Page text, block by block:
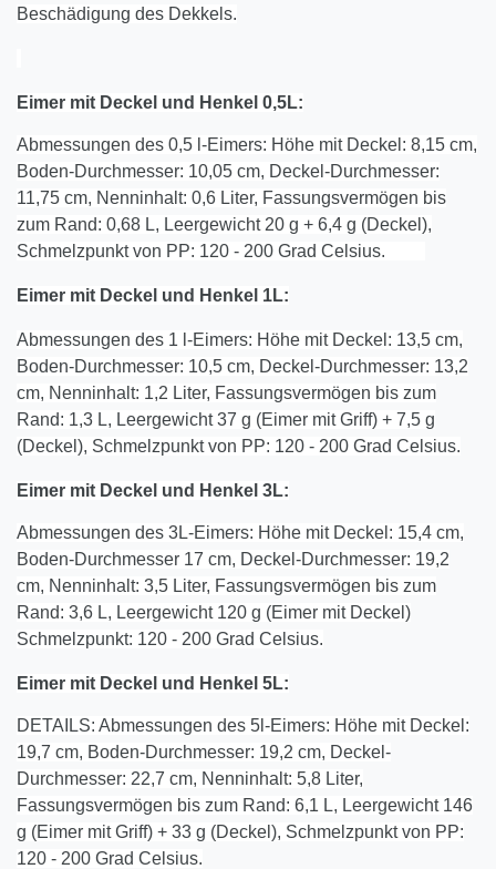
Beschädigung des Dekkels.
Eimer mit Deckel und Henkel 0,5L:
Abmessungen des 0,5 l-Eimers: Höhe mit Deckel: 8,15 cm,
Boden-Durchmesser: 10,05 cm, Deckel-Durchmesser:
11,75 cm, Nenninhalt: 0,6 Liter, Fassungsvermögen bis
zum Rand: 0,68 L, Leergewicht 20 g + 6,4 g (Deckel),
Schmelzpunkt von PP: 120 - 200 Grad Celsius.
Eimer mit Deckel und Henkel 1L:
Abmessungen des 1 l-Eimers: Höhe mit Deckel: 13,5 cm,
Boden-Durchmesser: 10,5 cm, Deckel-Durchmesser: 13,2
cm, Nenninhalt: 1,2 Liter, Fassungsvermögen bis zum
Rand: 1,3 L, Leergewicht 37 g (Eimer mit Griff) + 7,5 g
(Deckel), Schmelzpunkt von PP: 120 - 200 Grad Celsius.
Eimer mit Deckel und Henkel 3L:
Abmessungen des 3L-Eimers: Höhe mit Deckel: 15,4 cm,
Boden-Durchmesser 17 cm, Deckel-Durchmesser: 19,2
cm, Nenninhalt: 3,5 Liter, Fassungsvermögen bis zum
Rand: 3,6 L, Leergewicht 120 g (Eimer mit Deckel)
Schmelzpunkt: 120 - 200 Grad Celsius.
Eimer mit Deckel und Henkel 5L:
DETAILS: Abmessungen des 5l-Eimers: Höhe mit Deckel:
19,7 cm, Boden-Durchmesser: 19,2 cm, Deckel-
Durchmesser: 22,7 cm, Nenninhalt: 5,8 Liter,
Fassungsvermögen bis zum Rand: 6,1 L, Leergewicht 146
g (Eimer mit Griff) + 33 g (Deckel), Schmelzpunkt von PP:
120 - 200 Grad Celsius.